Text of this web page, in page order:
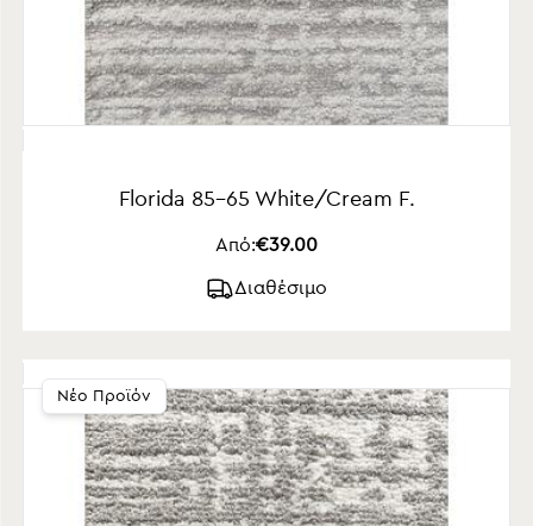
Florida 85-65 White/Cream F.
Από:€39.00
Διαθέσιμο
Νέο Προϊόν